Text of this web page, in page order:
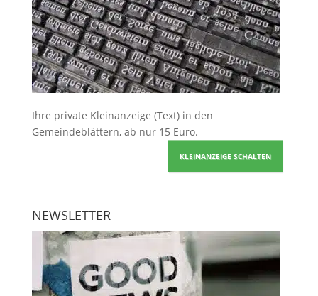
Ihre private Kleinanzeige (Text) in den
Gemeindeblättern, ab nur 15 Euro.
KLEINANZEIGE SCHALTEN
NEWSLETTER